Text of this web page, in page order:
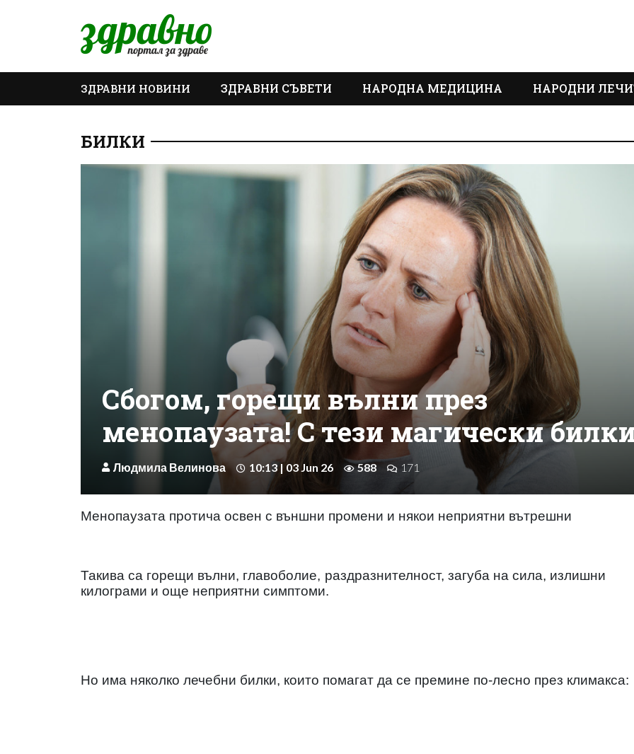
ЗДРАВНИ НОВИНИ ЗДРАВНИ СЪВЕТИ НАРОДНА МЕДИЦИНА НАРОДНИ
БИЛКИ
Сбогом, горещи вълни през
менопаузата! С тези магически
Людмила Велинова 10:13 | 03 Jun 26 588 171
Менопаузата протича освен с външни промени и някои неприятни вътрешни
Такива са горещи вълни, главоболие, раздразнителност, загуба на сила, излишни
килограми и още неприятни симптоми.
Но има няколко лечебни билки, които помагат да се премине по-лесно през климакса: